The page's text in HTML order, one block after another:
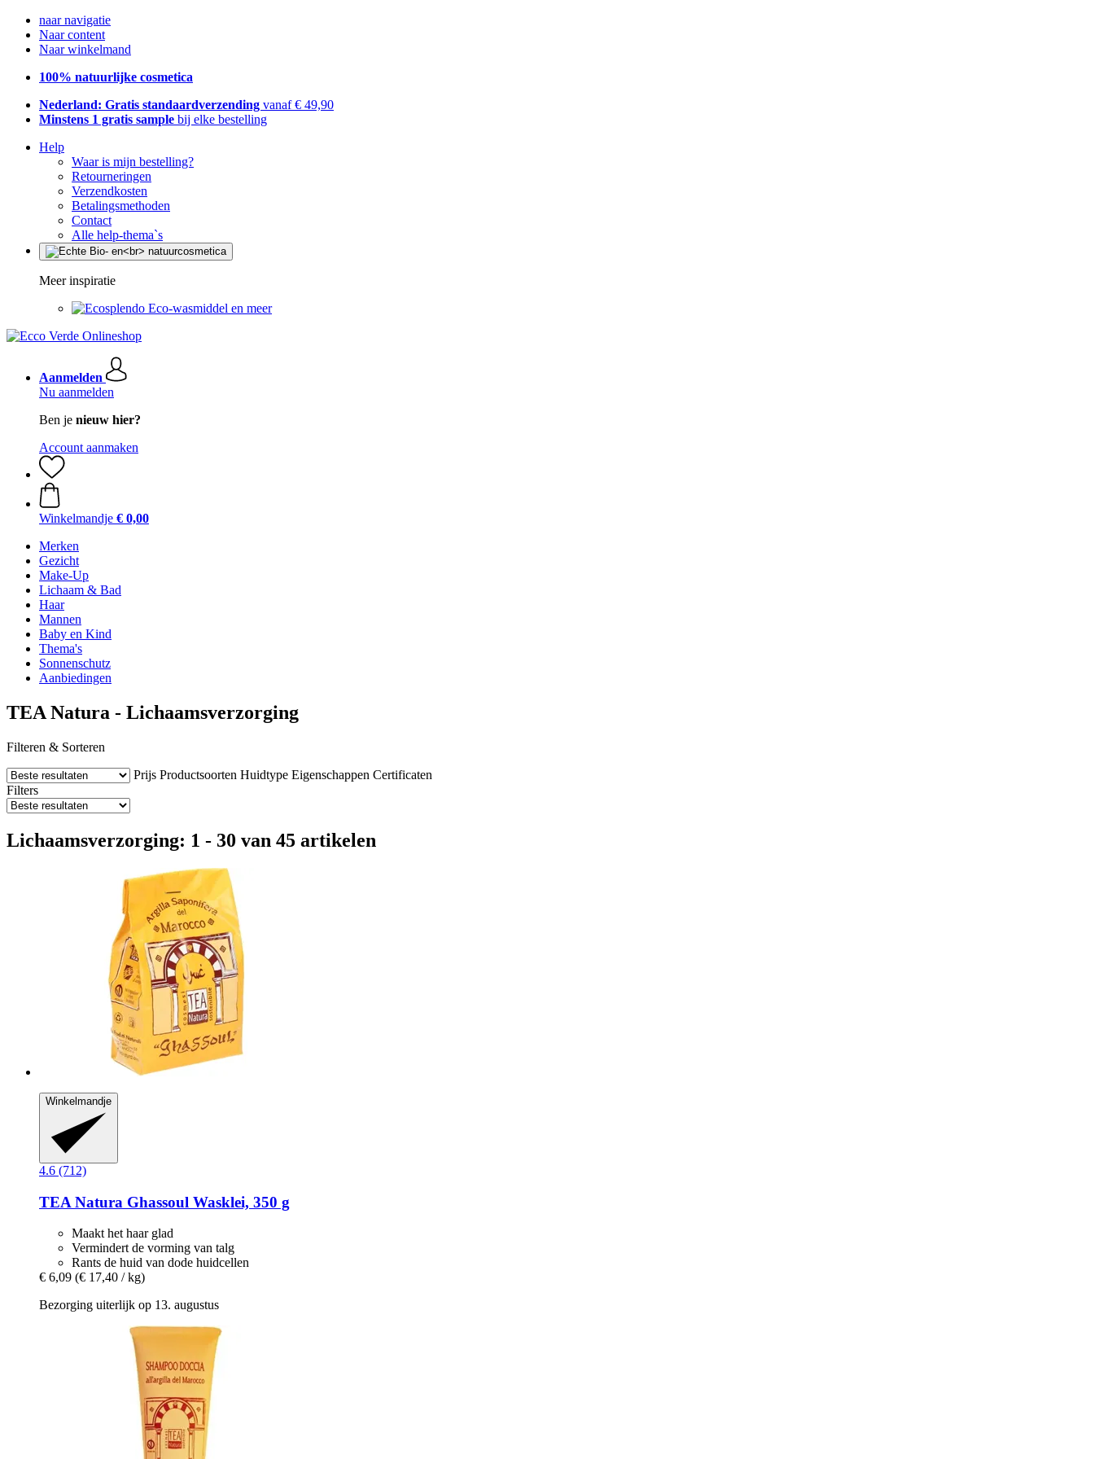
naar navigatie
Naar content
Naar winkelmand
100% natuurlijke cosmetica
Nederland: Gratis standaardverzending vanaf € 49,90
Minstens 1 gratis sample bij elke bestelling
Help
Waar is mijn bestelling?
Retourneringen
Verzendkosten
Betalingsmethoden
Contact
Alle help-thema`s
Meer inspiratie
Eco-wasmiddel en meer
Aanmelden
Nu aanmelden
Ben je nieuw hier?
Account aanmaken
Winkelmandje € 0,00
Merken
Gezicht
Make-Up
Lichaam & Bad
Haar
Mannen
Baby en Kind
Thema's
Sonnenschutz
Aanbiedingen
TEA Natura - Lichaamsverzorging
Filteren & Sorteren
Prijs Productsoorten Huidtype Eigenschappen Certificaten
Filters
Lichaamsverzorging: 1 - 30 van 45 artikelen
Winkelmandje
4.6 (712)
TEA Natura Ghassoul Wasklei, 350 g
Maakt het haar glad
Vermindert de vorming van talg
Rants de huid van dode huidcellen
€ 6,09 (€ 17,40 / kg)
Bezorging uiterlijk op 13. augustus